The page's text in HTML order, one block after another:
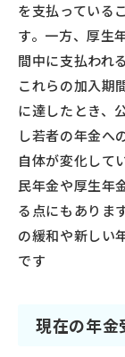
を支払っている
す。一方、厚生
間中に支払われ
これらの加入期
に達したとき、
し若者の年金へ
自体が変化して
民年金や厚生年
る点にもありま
の緩和や新しい
です
現在の年金